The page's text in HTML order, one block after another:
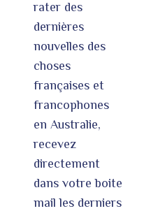
rater des
dernières
nouvelles des
choses
françaises et
francophones
en Australie,
recevez
directement
dans votre boite
mail les derniers